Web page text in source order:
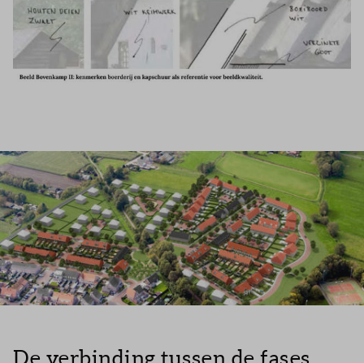
De verbinding tussen de fases